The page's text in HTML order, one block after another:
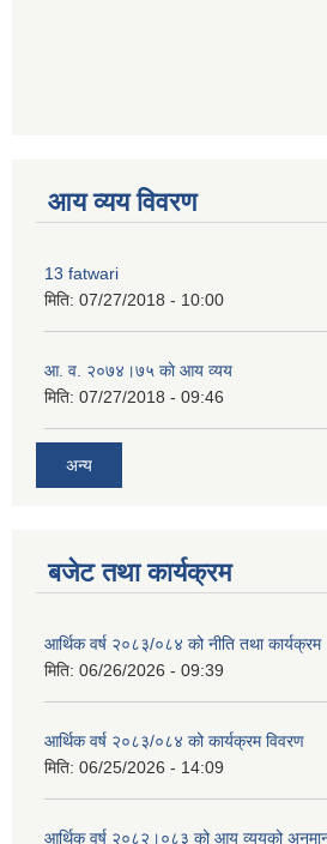
आय व्यय विवरण
13 fatwari
मिति: 07/27/2018 - 10:00
आ‍. व. २०७४।७५ काे आय व्यय
मिति: 07/27/2018 - 09:46
अन्य
बजेट तथा कार्यक्रम
आर्थिक वर्ष २०८३/०८४ को नीति तथा कार्यक्रम
मिति: 06/26/2026 - 09:39
आर्थिक वर्ष २०८३/०८४ को कार्यक्रम विवरण
मिति: 06/25/2026 - 14:09
आर्थिक वर्ष २०८२।०८३ को आय व्ययको